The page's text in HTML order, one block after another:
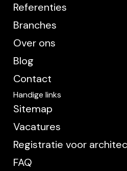
Referenties
Branches
Over ons
Blog
Contact
Handige links
Sitemap
Vacatures
Registratie voor
FAQ